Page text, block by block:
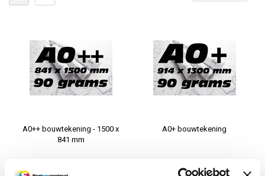
A0++ bouwtekening - 1500 x
841 mm
A0+ bouwtekening
€5,95